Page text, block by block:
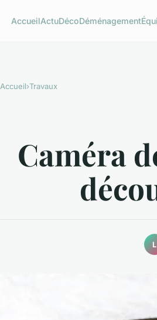
AccueilActuDécoDéménagement
Accueil›Travaux
Caméra
L